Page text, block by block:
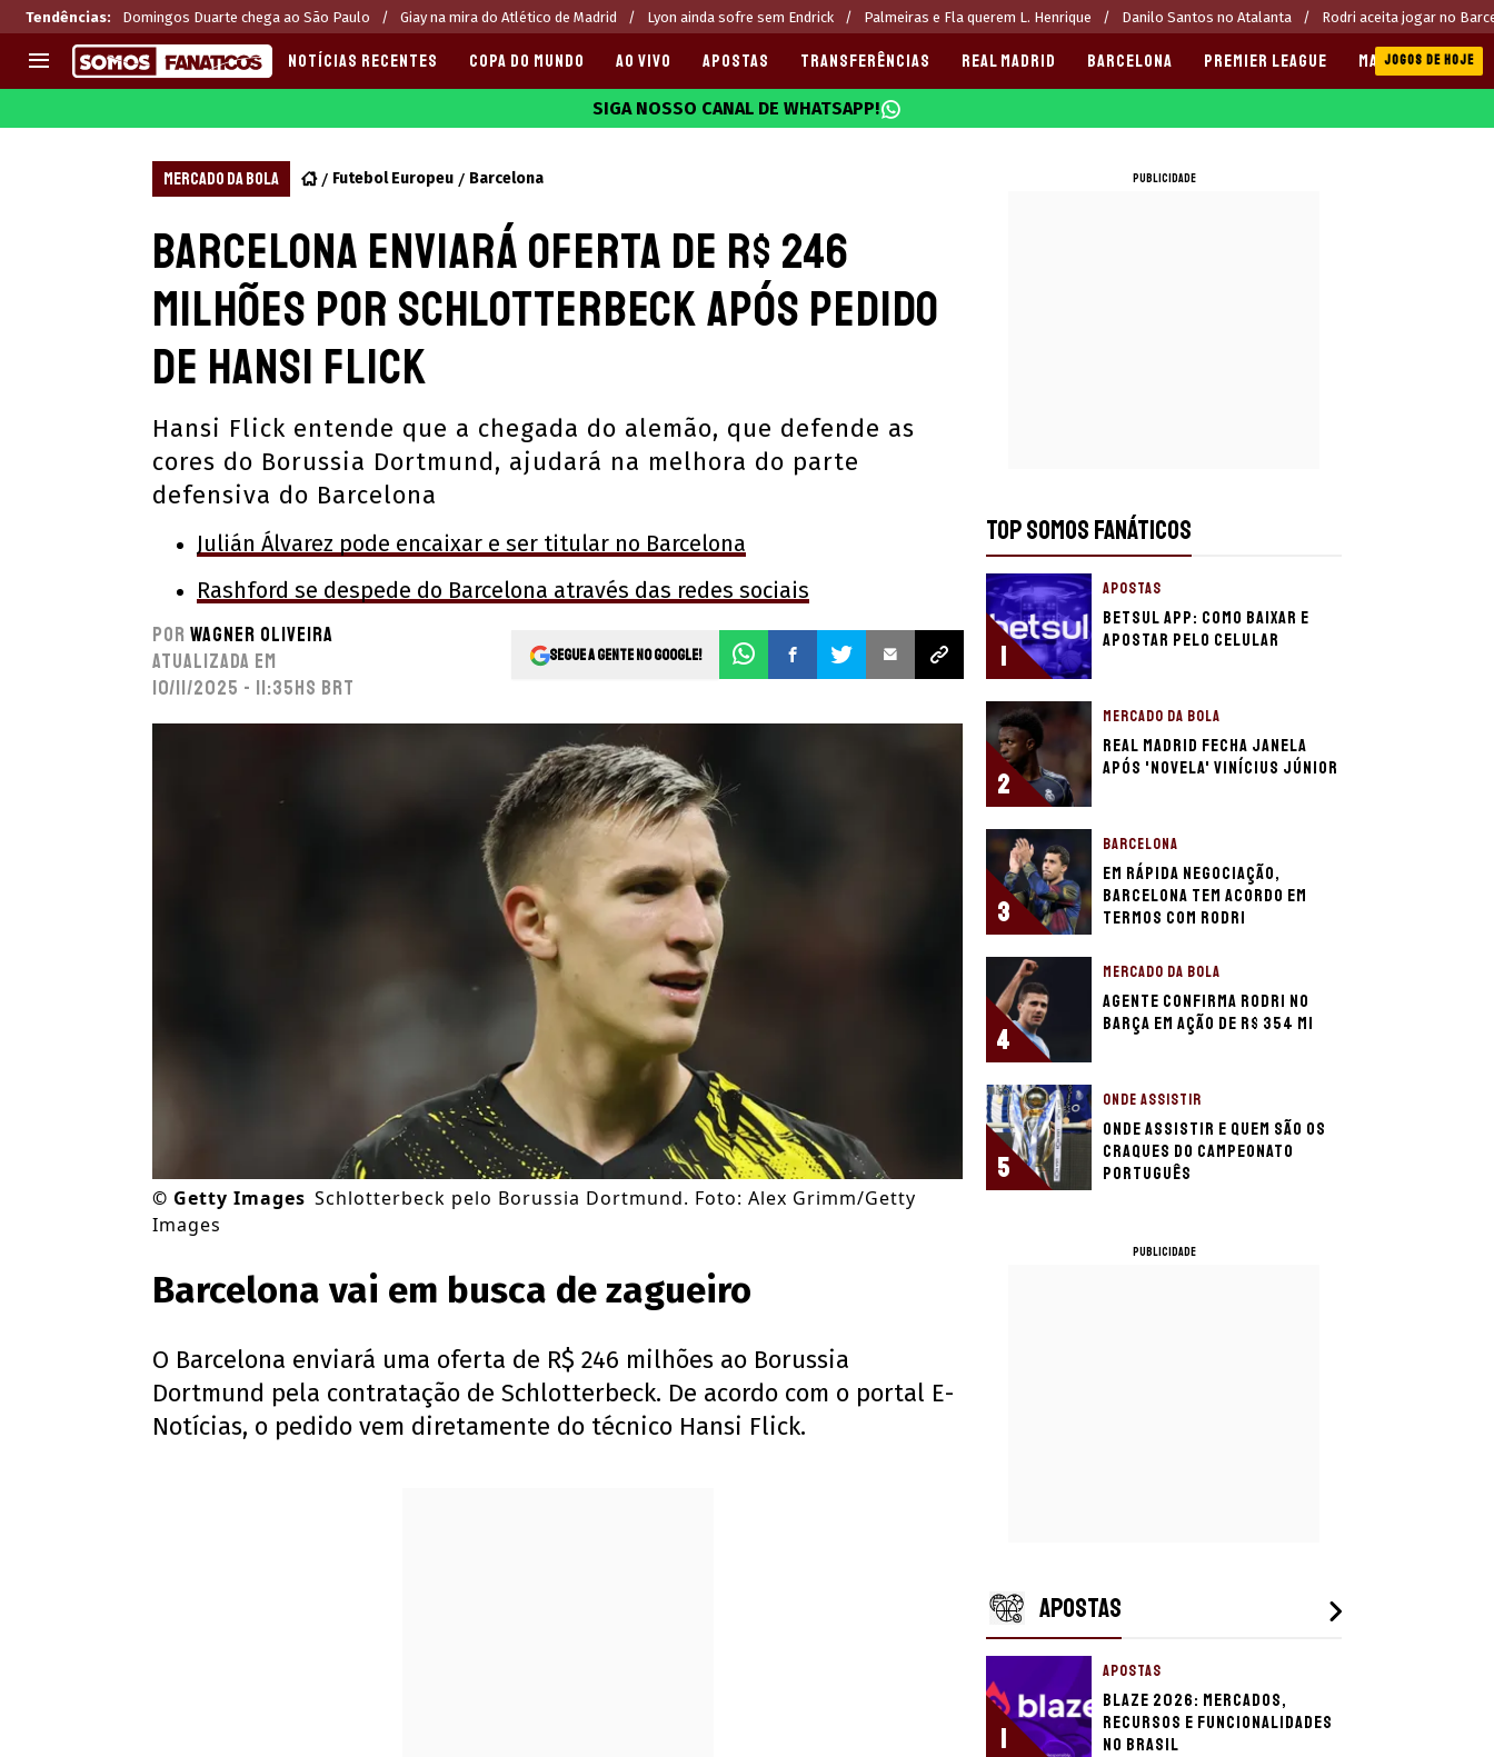
Tendências: Domingos Duarte chega ao São Paulo Giay na mira do Atlético de Madrid Lyon ainda sofre sem Endrick Palmeiras e Fla querem L. Henrique Danilo Santos no Atalanta Rodri aceita jogar no
CHAMPIONS LEAGUE
PREMIER LEAGUE
LIGA PORTUGUESA
Melhores sites de apostas 2025
Últimas
CASAS DE APOSTAS
CÓDIGOS e OFERTAS
APPS
NOTÍCIAS RECENTES COPA DO MUNDO AO VIVO APOSTAS TRANSFERÊNCIAS REAL MADRID BARCELONA PREMIER LEAGUE MANCHESTER CITY
JOGOS DE HOJE
SIGA NOSSO CANAL DE WHATSAPP!
MERCADO DA BOLA Futebol Europeu Barcelona
Barcelona enviará oferta de R$ 246
milhões por Schlotterbeck após pedido
de Hansi Flick
Hansi Flick entende que a chegada do alemão, que defende as
cores do Borussia Dortmund, ajudará na melhora do parte
defensiva do Barcelona
Julián Álvarez pode encaixar e ser titular no Barcelona
Rashford se despede do Barcelona através das redes sociais
Por Wagner Oliveira
Atualizada em
10/11/2025 - 11:35hs BRT
Segue a gente no Google!
© Getty Images Schlotterbeck pelo Borussia Dortmund. Foto: Alex Grimm/Getty
Images
Barcelona vai em busca de zagueiro
O Barcelona enviará uma oferta de R$ 246 milhões ao Borussia
Dortmund pela contratação de Schlotterbeck. De acordo com o portal E-
Notícias, o pedido vem diretamente do técnico Hansi Flick.
PUBLICIDADE
TOP SOMOS FANÁTICOS
1
APOSTAS
Betsul app: como baixar e
apostar pelo celular
2
MERCADO DA BOLA
Real Madrid fecha janela
após 'novela' Vinícius Júnior
3
BARCELONA
Em rápida negociação,
Barcelona tem acordo em
termos com Rodri
4
MERCADO DA BOLA
Agente confirma Rodri no
Barça em ação de R$ 354 mi
5
ONDE ASSISTIR
Onde assistir e quem são os
craques do Campeonato
Português
PUBLICIDADE
APOSTAS
1
APOSTAS
Blaze 2026: mercados,
recursos e funcionalidades
no Brasil